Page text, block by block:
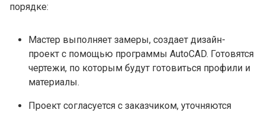
порядке:
Мастер выполняет замеры, создает дизайн-
проект с помощью программы AutoCAD. Готовятся
чертежи, по которым будут готовиться профили и
материалы.
Проект согласуется с заказчиком, уточняются